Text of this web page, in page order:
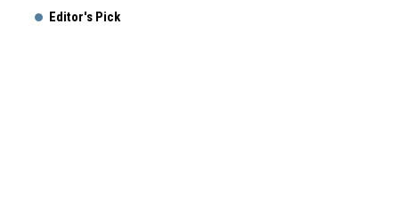
Editor's Pick